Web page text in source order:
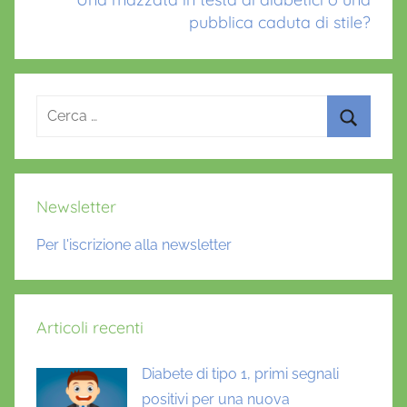
pubblica caduta di stile?
Ricerca
Newsletter
Per l'iscrizione alla newsletter
Articoli recenti
Diabete di tipo 1, primi segnali
positivi per una nuova